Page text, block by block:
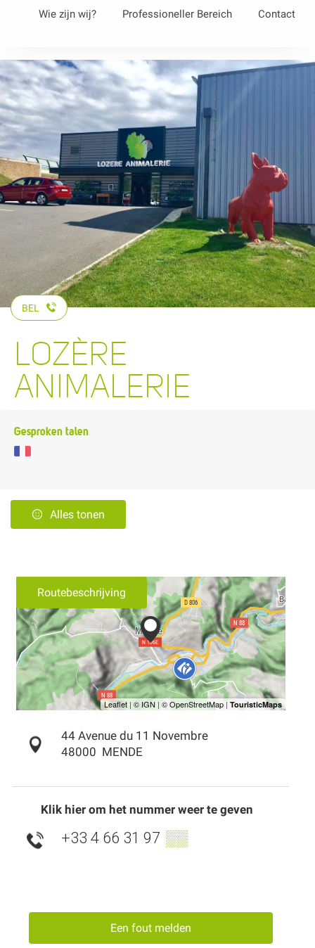
principal
Wie zijn wij? Professioneller Bereich Contact
BEL
LOZÈRE
ANIMALERIE
Gesproken talen
Alles tonen
Routebeschrijving
44 Avenue du 11 Novembre
48000 MENDE
Klik hier om het nummer weer te geven
+33 4 66 31 97 ▒▒
Een fout melden